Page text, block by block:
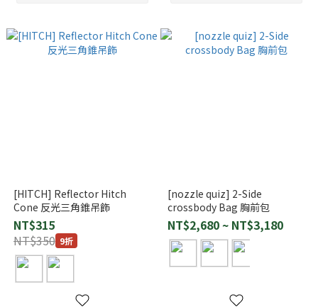
[HITCH] Reflector Hitch
Cone 反光三角錐吊飾
NT$315
NT$350 9折
[nozzle quiz] 2-Side
crossbody Bag 胸前包
NT$2,680 ~ NT$3,180